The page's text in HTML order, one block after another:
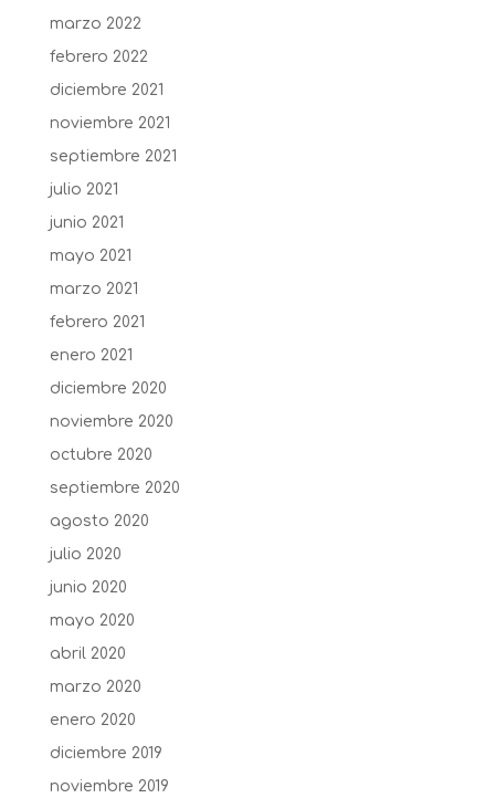
marzo 2022
febrero 2022
diciembre 2021
noviembre 2021
septiembre 2021
julio 2021
junio 2021
mayo 2021
marzo 2021
febrero 2021
enero 2021
diciembre 2020
noviembre 2020
octubre 2020
septiembre 2020
agosto 2020
julio 2020
junio 2020
mayo 2020
abril 2020
marzo 2020
enero 2020
diciembre 2019
noviembre 2019